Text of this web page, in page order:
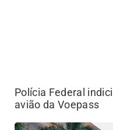
Polícia Federal
avião da Voepass